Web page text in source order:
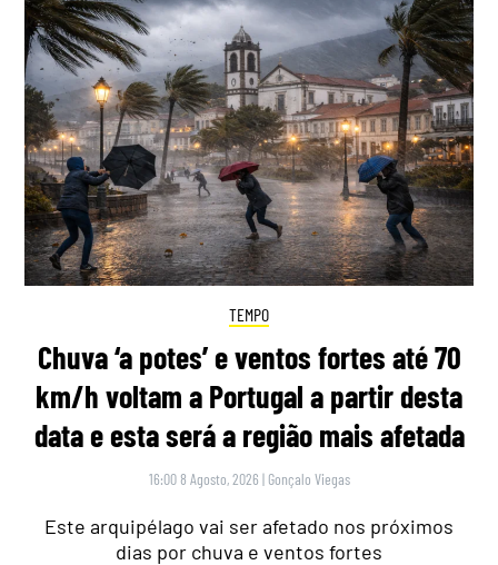
TEMPO
Chuva ‘a potes’ e ventos fortes até 70
km/h voltam a Portugal a partir desta
data e esta será a região mais afetada
16:00 8 Agosto, 2026 | Gonçalo Viegas
Este arquipélago vai ser afetado nos próximos
dias por chuva e ventos fortes